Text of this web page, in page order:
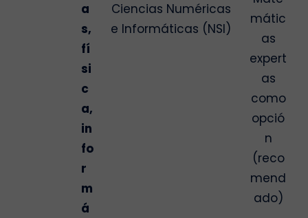
a
s,
fí
si
c
a,
in
fo
r
m
á
Ciencias Numéricas
e Informáticas (NSI)
mátic
as
expert
as
como
opció
n
(reco
mend
ado)